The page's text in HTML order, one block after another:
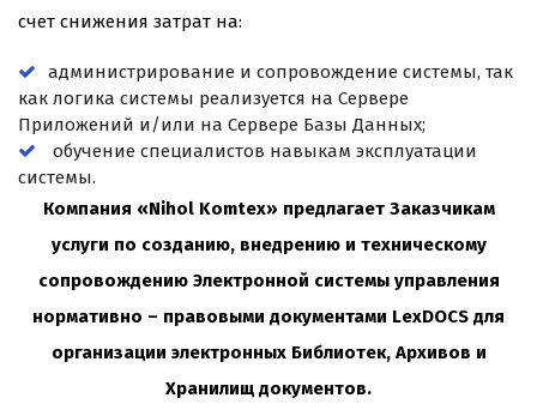
счет снижения затрат на:
администрирование и сопровождение системы, так
как логика системы реализуется на Сервере
Приложений и/или на Сервере Базы Данных;
обучение специалистов навыкам эксплуатации
системы.
Компания «Nihol Komtex» предлагает Заказчикам
услуги по созданию, внедрению и техническому
сопровождению Электронной системы управления
нормативно – правовыми документами LexDOCS для
организации электронных Библиотек, Архивов и
Хранилищ документов.